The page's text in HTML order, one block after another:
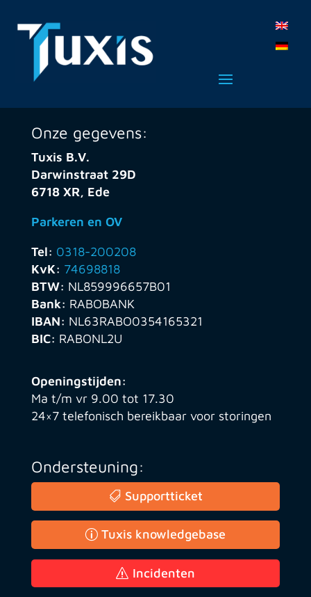
Onze gegevens:
Tuxis B.V.
Darwinstraat 29D
6718 XR, Ede
Parkeren en OV
Tel: 0318-200208
KvK: 74698818
BTW: NL859996657B01
Bank: RABOBANK
IBAN: NL63RABO0354165321
BIC: RABONL2U
Openingstijden:
Ma t/m vr 9.00 tot 17.30
24×7 telefonisch bereikbaar voor storingen
Ondersteuning:
Supportticket
Tuxis knowledgebase
Incidenten